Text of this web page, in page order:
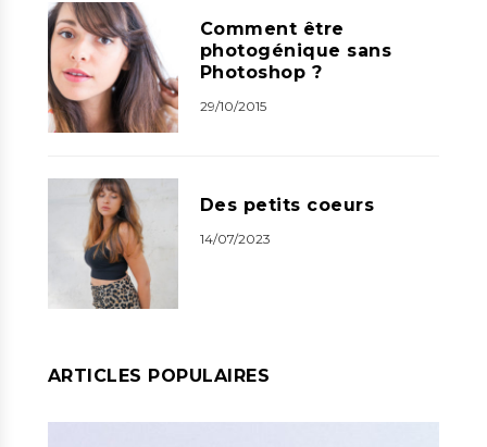
Comment être
photogénique sans
Photoshop ?
29/10/2015
Des petits coeurs
14/07/2023
ARTICLES POPULAIRES